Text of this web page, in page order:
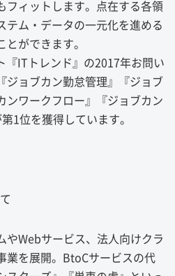
フィットします。点在する各領
テム・データの一元化を進める
とができます。
ITトレンド』の2017年お問い
ジョブカン勤怠管理』『ジョブ
ンワークフロー』『ジョブカン
1位を獲得しています。
やWebサービス、法人向けクラ
業を展開。BtoCサービスの代